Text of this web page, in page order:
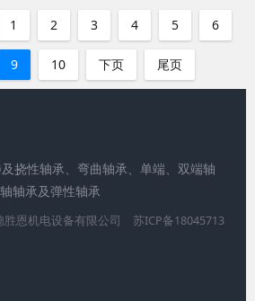
1 2 3 4 5 6
9 10 下页 尾页
挠性轴承、弯曲轴承、单端、双端轴
轴承及弹性轴承
恩机电设备有限公司
苏ICP备18045713